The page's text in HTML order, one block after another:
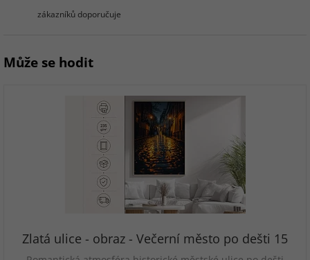
zákazníků doporučuje
Může se hodit
Zlatá ulice - obraz - Večerní město po dešti 15